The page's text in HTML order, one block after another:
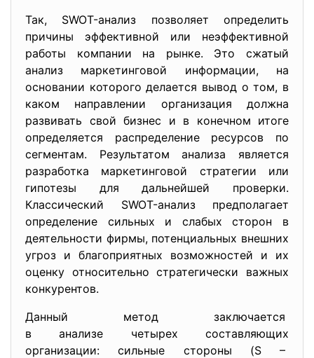
Так, SWOT-анализ позволяет определить
причины эффективной или неэффективной
работы компании на рынке. Это сжатый
анализ маркетинговой информации, на
основании которого делается вывод о том, в
каком направлении организация должна
развивать свой бизнес и в конечном итоге
определяется распределение ресурсов по
сегментам. Результатом анализа является
разработка маркетинговой стратегии или
гипотезы для дальнейшей проверки.
Классический SWOT-анализ предполагает
определение сильных и слабых сторон в
деятельности фирмы, потенциальных внешних
угроз и благоприятных возможностей и их
оценку относительно стратегически важных
конкурентов.
Данный метод заключается
в анализе четырех составляющих
организации: сильные стороны (S –